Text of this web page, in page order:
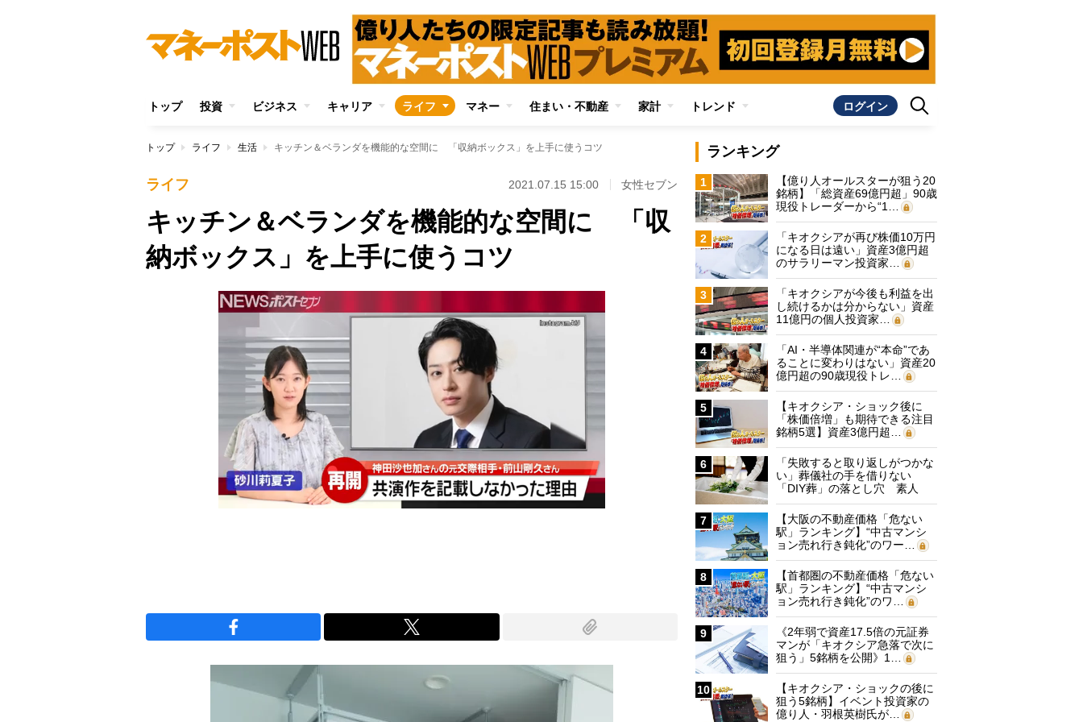
トップ 投資 ビジネス キャリア ライフ マネー 住まい・不動産 家計 トレンド ログイン
トップ ライフ 生活 キッチン＆ベランダを機能的な空間に 「収納ボックス」を上手に使うコツ
ライフ 2021.07.15 15:00 女性セブン
キッチン＆ベランダを機能的な空間に 「収
納ボックス」を上手に使うコツ
ランキング
1
【億り人オールスターが狙う20
銘柄】「総資産69億円超」90歳
現役トレーダーから“1…
2
「キオクシアが再び株価10万円
になる日は遠い」資産3億円超
のサラリーマン投資家…
3
「キオクシアが今後も利益を出
し続けるかは分からない」資産
11億円の個人投資家…
4
「AI・半導体関連が“本命”であ
ることに変わりはない」資産20
億円超の90歳現役トレ…
5
【キオクシア・ショック後に
「株価倍増」も期待できる注目
銘柄5選】資産3億円超…
6
「失敗すると取り返しがつかな
い」葬儀社の手を借りない
「DIY葬」の落とし穴 素人
に…
7
【大阪の不動産価格「危ない
駅」ランキング】“中古マンシ
ョン売れ行き鈍化”のワー…
8
【首都圏の不動産価格「危ない
駅」ランキング】“中古マンシ
ョン売れ行き鈍化”のワ…
9
《2年弱で資産17.5倍の元証券
マンが「キオクシア急落で次に
狙う」5銘柄を公開》1…
10
【キオクシア・ショックの後に
狙う5銘柄】イベント投資家の
億り人・羽根英樹氏が…